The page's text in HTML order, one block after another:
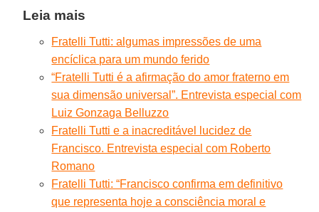
Leia mais
Fratelli Tutti: algumas impressões de uma
encíclica para um mundo ferido
“Fratelli Tutti é a afirmação do amor fraterno em
sua dimensão universal”. Entrevista especial com
Luiz Gonzaga Belluzzo
Fratelli Tutti e a inacreditável lucidez de
Francisco. Entrevista especial com Roberto
Romano
Fratelli Tutti: “Francisco confirma em definitivo
que representa hoje a consciência moral e